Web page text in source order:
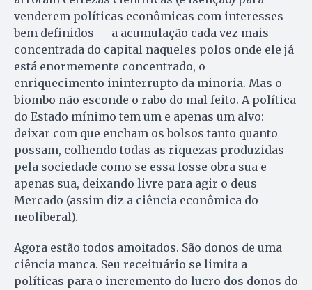
venderem políticas econômicas com interesses
bem definidos — a acumulação cada vez mais
concentrada do capital naqueles polos onde ele já
está enormemente concentrado, o
enriquecimento ininterrupto da minoria. Mas o
biombo não esconde o rabo do mal feito. A política
do Estado mínimo tem um e apenas um alvo:
deixar com que encham os bolsos tanto quanto
possam, colhendo todas as riquezas produzidas
pela sociedade como se essa fosse obra sua e
apenas sua, deixando livre para agir o deus
Mercado (assim diz a ciência econômica do
neoliberal).
Agora estão todos amoitados. São donos de uma
ciência manca. Seu receituário se limita a
políticas para o incremento do lucro dos donos do